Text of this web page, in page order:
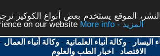
الموقع يستخدم بعض أنواع الكوكيز
on our website
More info - المزيد
اليسار -وكالة أنباء العلمانية -وكالة أنباء العمال
الاقتصاد - اخبار الطب والعلوم